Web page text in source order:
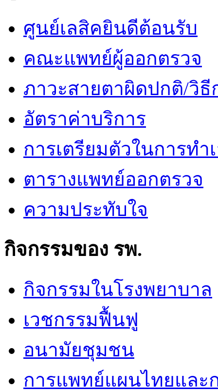
ศูนย์เลสิคยินดีต้อนรับ
คณะแพทย์ผู้ออกตรวจ
ภาวะสายตาผิดปกติ/วิธี
อัตราค่าบริการ
การเตรียมตัวในการทำ
ตารางแพทย์ออกตรวจ
ความประทับใจ
กิจกรรมของ รพ.
กิจกรรมในโรงพยาบาล
เวชกรรมฟื้นฟู
อนามัยชุมชน
การแพทย์แผนไทยและ